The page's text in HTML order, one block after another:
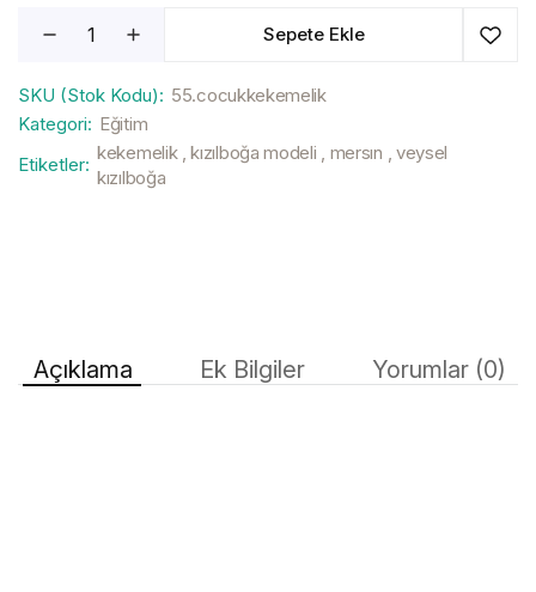
Sepete Ekle
SKU (Stok Kodu): 55.cocukkekemelik
Kategori: Eğitim
Etiketler:
kekemelik , kızılboğa modeli , mersın , veysel
kızılboğa
Açıklama Ek Bilgiler Yorumlar (0)